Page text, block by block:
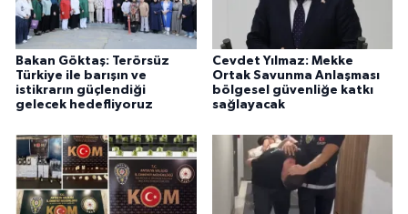
Bakan Göktaş: Terörsüz
Türkiye ile barışın ve
istikrarın güçlendiği
gelecek hedefliyoruz
Cevdet Yılmaz: Mekke
Ortak Savunma Anlaşması
bölgesel güvenliğe katkı
sağlayacak